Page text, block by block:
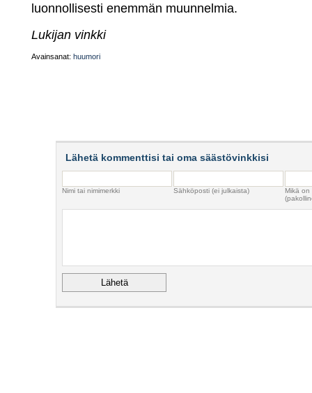
luonnollisesti enemmän muunnelmia.
Lukijan vinkki
Avainsanat: huumori
Lähetä kommenttisi tai oma säästövinkkisi
Nimi tai nimimerkki Sähköposti (ei julkaista)
Mikä